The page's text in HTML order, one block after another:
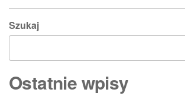
Szukaj
Ostatnie wpisy